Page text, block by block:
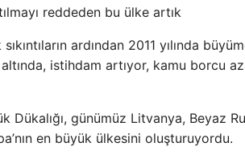
reddeden bu ülke artık
ardından 2011 yılında
istihdam artıyor, kamu borcu
Dükalığı, günümüz Litvanya, Beyaz
en büyük ülkesini oluşturuyordu.